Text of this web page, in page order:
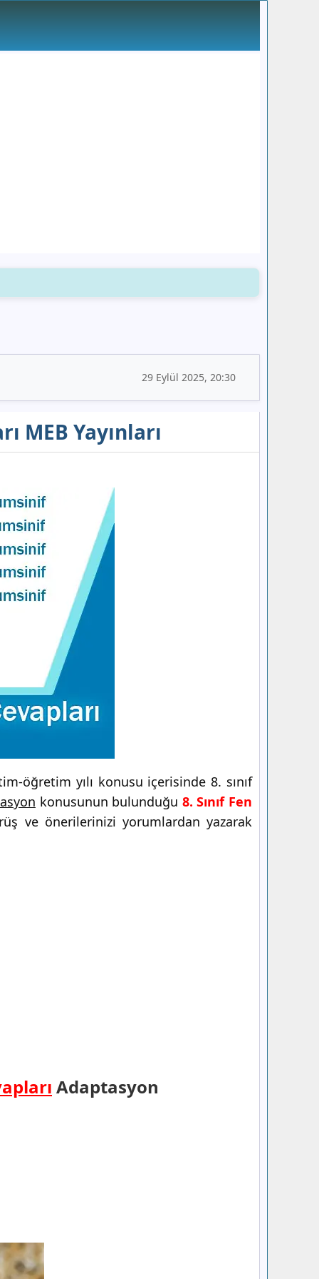
29 Eylül 2025, 20:30
MEB Yayınları
öğretim yılı konusu içerisinde 8. sınıf
konusunun bulunduğu 8. Sınıf Fen
ve önerilerinizi yorumlardan yazarak
Adaptasyon